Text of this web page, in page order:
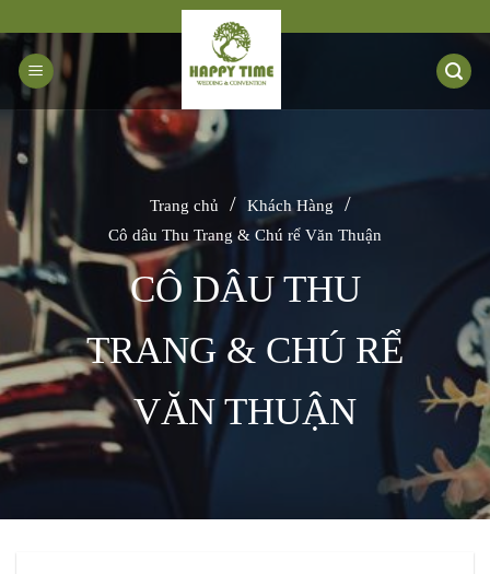
qua
nội
dung
Trang chủ / Khách Hàng /
Cô dâu Thu Trang & Chú rể Văn Thuận
CÔ DÂU THU
TRANG & CHÚ RỂ
VĂN THUẬN